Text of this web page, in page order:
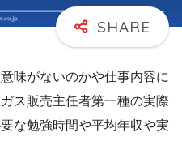
味がないのかや仕事内容に
ス販売主任者第一種の実際
な勉強時間や平均年収や実